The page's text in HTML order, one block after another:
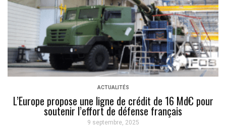
ACTUALITÉS
L’Europe propose une ligne de crédit de 16 Md€ pour
soutenir l’effort de défense français
9 septembre, 2025